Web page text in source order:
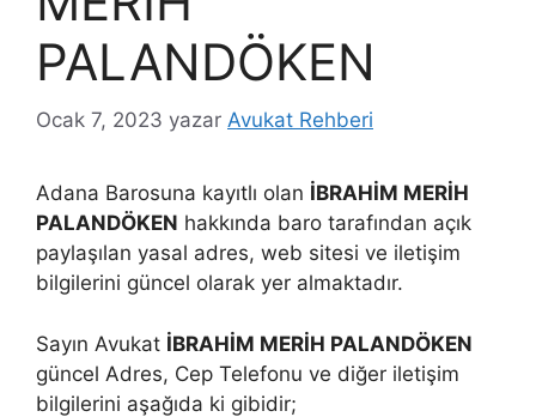
PALANDÖKEN
Ocak 7, 2023 yazar Avukat Rehberi
Adana Barosuna kayıtlı olan İBRAHİM MERİH
PALANDÖKEN hakkında baro tarafından açık
paylaşılan yasal adres, web sitesi ve iletişim
bilgilerini güncel olarak yer almaktadır.
Sayın Avukat İBRAHİM MERİH PALANDÖKEN
güncel Adres, Cep Telefonu ve diğer iletişim
bilgilerini aşağıda ki gibidir;